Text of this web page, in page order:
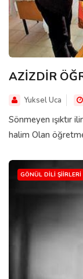
AZİZDİR
Yuksel Uca
Sönmeyen ışıktır
halim Olan
GÖNÜL DILI ŞIIRLERI